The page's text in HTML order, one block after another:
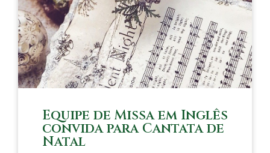
Equipe de Missa em Inglês
convida para Cantata de
Natal